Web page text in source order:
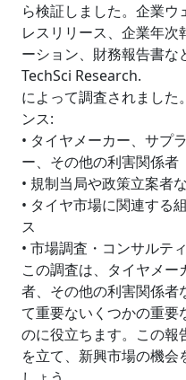
ら検証しました。企業
レスリリース、企業年
ーション、財務報告書な
TechSci Research.
によって調査されました
ンス:
• タイヤメーカー、サプ
ー、その他の利害関係者
• 規制当局や政策立案者
• タイヤ市場に関連する
ス
• 市場調査・コンサルテ
この調査は、タイヤメ
者、その他の利害関係者
て重要ないくつかの重要
のに役立ちます。この報
を立て、新興市場の機